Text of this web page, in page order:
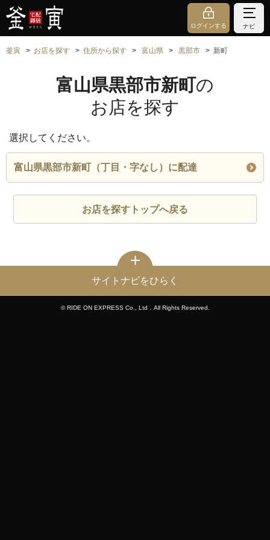
ログインする ナビ
釜寅 お店を探す 住所から探す 富山県 黒部市 新町
富山県黒部市新町の
お店を探す
選択してください。
富山県黒部市新町（丁目・字なし）に配達
お店を探すトップへ戻る
サイトナビをひらく
© RIDE ON EXPRESS Co., Ltd．All Rights Reserved.